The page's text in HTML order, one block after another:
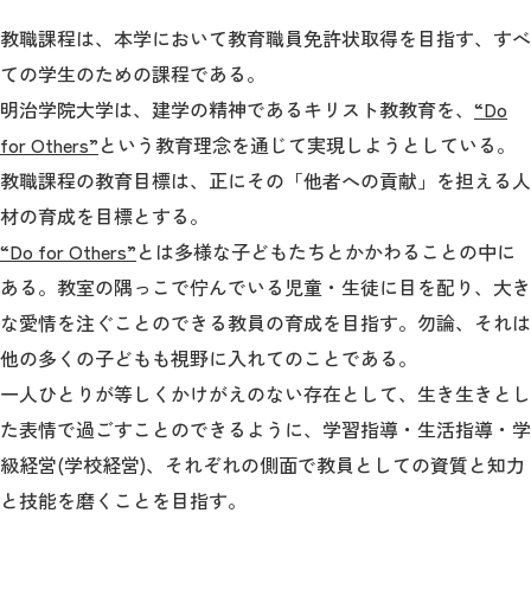
教職課程は、本学において教育職員免許状取得を目指す、すべ
ての学生のための課程である。
明治学院大学は、建学の精神であるキリスト教教育を、 “Do
for Others”という教育理念を通じて実現しようとしている。
教職課程の教育目標は、正にその「他者への貢献」を担える人
材の育成を目標とする。
“Do for Others”とは多様な子どもたちとかかわることの中に
ある。教室の隅っこで佇んでいる児童・生徒に目を配り、大き
な愛情を注ぐことのできる教員の育成を目指す。勿論、それは
他の多くの子どもも視野に入れてのことである。
一人ひとりが等しくかけがえのない存在として、生き生きとし
た表情で過ごすことのできるように、学習指導・生活指導・学
級経営(学校経営)、それぞれの側面で教員としての資質と知力
と技能を磨くことを目指す。